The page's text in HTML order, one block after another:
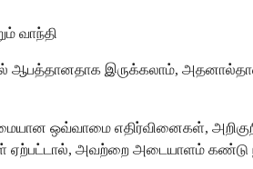
வாந்தி
ஆபத்தானதாக இருக்கலாம்,
ஒவ்வாமை எதிர்வினைகள்,
அவற்றை அடையாளம் கண்டு